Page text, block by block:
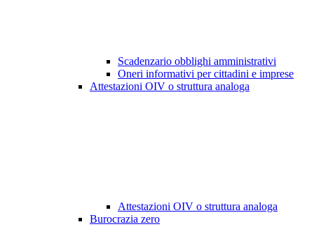
Scadenzario obblighi amministrativi
Oneri informativi per cittadini e imprese
Attestazioni OIV o struttura analoga
Attestazioni OIV o struttura analoga
Burocrazia zero